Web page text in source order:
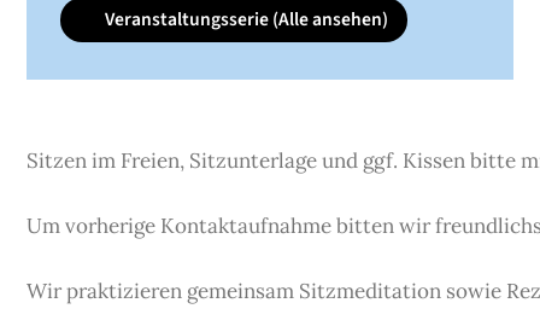
Veranstaltungsserie(Alle ansehen)
Sitzen im Freien, Sitzunterlage und ggf. Kissen bitte
Um vorherige Kontaktaufnahme bitten wir
Wir praktizieren gemeinsam Sitzmeditation sowie